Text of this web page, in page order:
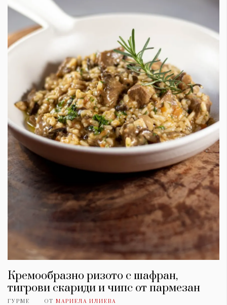
Кремообразно ризото с шафран,
тигрови скариди и чипс от пармезан
ГУРМЕ ОТ МАРИЕЛА ИЛИЕВА